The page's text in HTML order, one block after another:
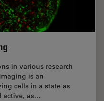
in various research
is an
cells in a state as
active, as…